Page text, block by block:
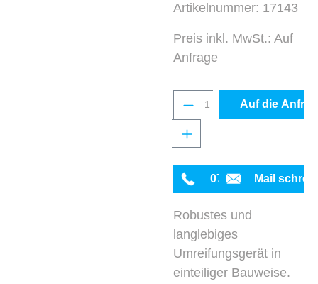
Artikelnummer: 17143
Preis inkl. MwSt.: Auf
Anfrage
Produkt Anzahl:
Auf die
0711 342934-0
Mail
Robustes und
langlebiges
Umreifungsgerät in
einteiliger Bauweise.